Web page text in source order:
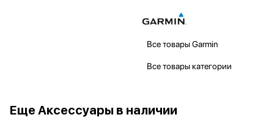
Все товары Garmin
Все товары категории
Еще Аксессуары в наличии